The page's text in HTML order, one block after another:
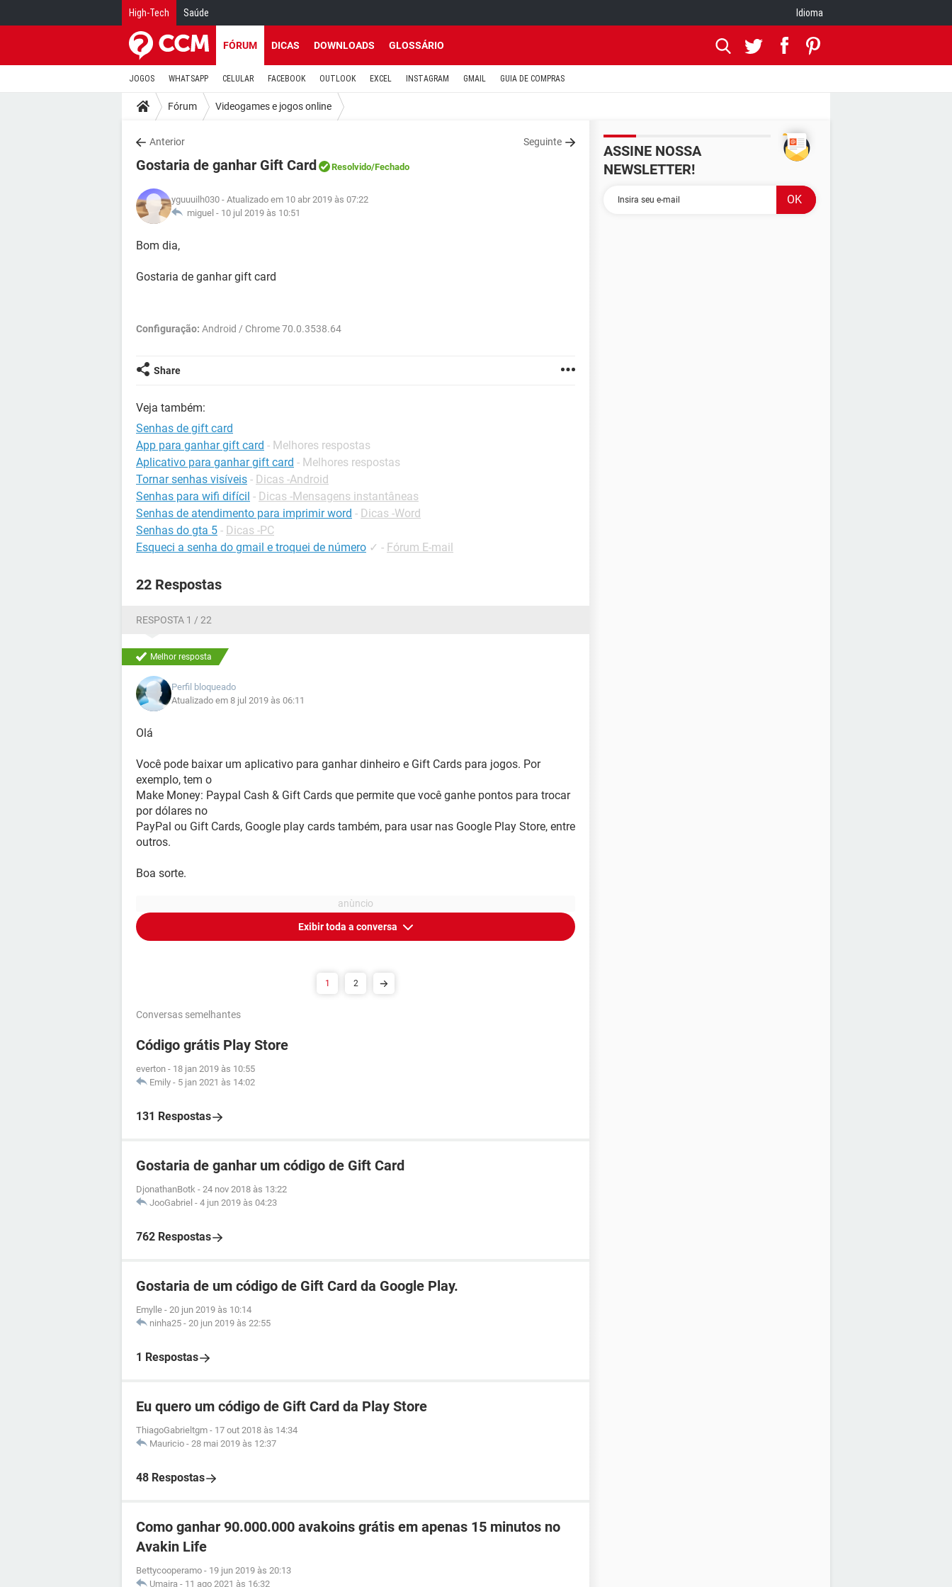
High-Tech Saúde Idioma
FÓRUM DICAS DOWNLOADS GLOSSÁRIO
JOGOS WHATSAPP CELULAR FACEBOOK OUTLOOK EXCEL INSTAGRAM GMAIL GUIA DE COMPRAS
Fórum Videogames e jogos online
Anterior Seguinte
Gostaria de ganhar Gift Card Resolvido/Fechado
yguuuilh030 - Atualizado em 10 abr 2019 às 07:22
miguel - 10 jul 2019 às 10:51
Bom dia,
Gostaria de ganhar gift card
Configuração: Android / Chrome 70.0.3538.64
Share
Veja também:
Senhas de gift card
App para ganhar gift card - Melhores respostas
Aplicativo para ganhar gift card - Melhores respostas
Tornar senhas visíveis - Dicas -Android
Senhas para wifi difícil - Dicas -Mensagens instantâneas
Senhas de atendimento para imprimir word - Dicas -Word
Senhas do gta 5 - Dicas -PC
Esqueci a senha do gmail e troquei de número ✓ - Fórum E-mail
22 Respostas
RESPOSTA 1 / 22
Melhor resposta
Perfil bloqueado
Atualizado em 8 jul 2019 às 06:11
Olá
Você pode baixar um aplicativo para ganhar dinheiro e Gift Cards para jogos. Por
exemplo, tem o
Make Money: Paypal Cash & Gift Cards que permite que você ganhe pontos para trocar
por dólares no
PayPal ou Gift Cards, Google play cards também, para usar nas Google Play Store, entre
outros.
Boa sorte.
Exibir toda a conversa
1 2
Conversas semelhantes
Código grátis Play Store
everton - 18 jan 2019 às 10:55
Emily - 5 jan 2021 às 14:02
131 Respostas
Gostaria de ganhar um código de Gift Card
DjonathanBotk - 24 nov 2018 às 13:22
JooGabriel - 4 jun 2019 às 04:23
762 Respostas
Gostaria de um código de Gift Card da Google Play.
Emylle - 20 jun 2019 às 10:14
ninha25 - 20 jun 2019 às 22:55
1 Respostas
Eu quero um código de Gift Card da Play Store
ThiagoGabrieltgm - 17 out 2018 às 14:34
Mauricio - 28 mai 2019 às 12:37
48 Respostas
Como ganhar 90.000.000 avakoins grátis em apenas 15 minutos no
Avakin Life
Bettycooperamo - 19 jun 2019 às 20:13
Umaira - 11 ago 2021 às 16:32
ASSINE NOSSA
NEWSLETTER!